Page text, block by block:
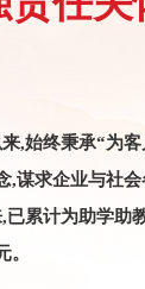
,始终秉承“为
,谋求企业与社
已累计为助学助
。